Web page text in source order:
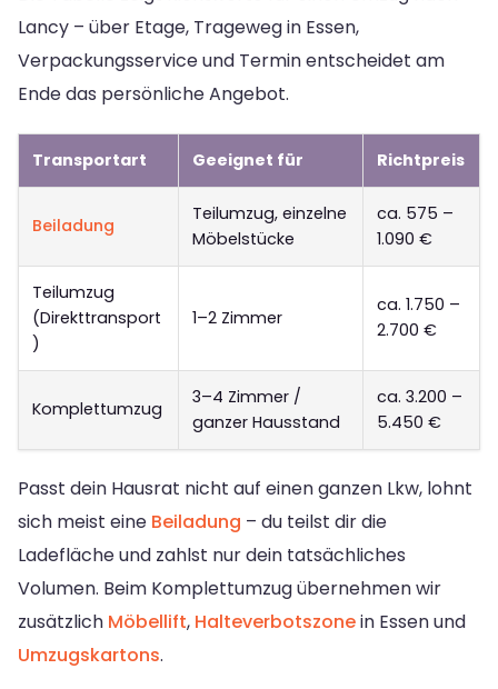
Lancy – über Etage, Trageweg in Essen,
Verpackungsservice und Termin entscheidet am
Ende das persönliche Angebot.
Transportart Geeignet für Richtpreis
Beiladung
Teilumzug, einzelne
Möbelstücke
ca. 575 –
1.090 €
Teilumzug
(Direkttransport
)
1–2 Zimmer
ca. 1.750 –
2.700 €
Komplettumzug
3–4 Zimmer /
ganzer Hausstand
ca. 3.200 –
5.450 €
Passt dein Hausrat nicht auf einen ganzen Lkw, lohnt
sich meist eine Beiladung – du teilst dir die
Ladefläche und zahlst nur dein tatsächliches
Volumen. Beim Komplettumzug übernehmen wir
zusätzlich Möbellift, Halteverbotszonein Essen und
Umzugskartons.